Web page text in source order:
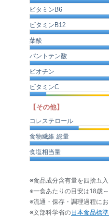
ビタミンB6
ビタミンB12
葉酸
パントテン酸
ビオチン
ビタミンC
【その他】
コレステロール
食物繊維 総量
食塩相当量
※食品成分含有量を四捨五
※一食あたりの目安は18歳
※流通・保存・調理過程に
※文部科学省の日本食品標